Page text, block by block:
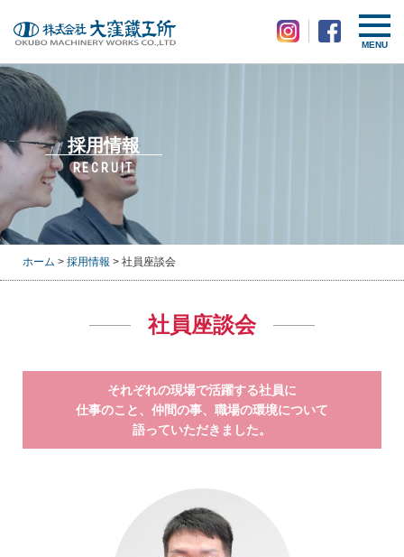
MENU
採用情報
RECRUIT
ホーム > 採用情報 > 社員座談会
社員座談会
それぞれの現場で活躍する社員に
仕事のこと、仲間の事、職場の環境について
語っていただきました。